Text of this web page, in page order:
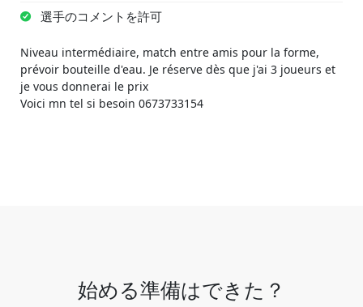
選手のコメントを許可
Niveau intermédiaire, match entre amis pour la forme,
prévoir bouteille d'eau. Je réserve dès que j'ai 3 joueurs et
je vous donnerai le prix
Voici mn tel si besoin 0673733154
始める準備はできた？